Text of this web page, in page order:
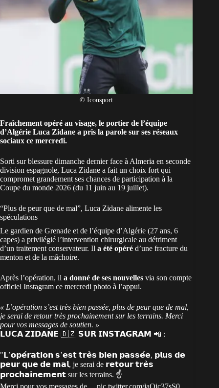
© Iconsport
Fraîchement opéré au visage, le portier de l’équipe
d’Algérie Luca Zidane a pris la parole sur ses réseaux
sociaux ce mercredi.
Sorti sur blessure dimanche dernier face à Almeria en seconde
division espagnole, Luca Zidane a fait un choix fort qui
compromet grandement ses chances de participation à la
Coupe du monde 2026 (du 11 juin au 19 juillet).
“Plus de peur que de mal”, Luca Zidane alimente les
spéculations
Le gardien de Grenade et de l’équipe d’Algérie (27 ans, 6
capes) a privilégié l’intervention chirurgicale au détriment
d’un traitement conservateur. Il a été opéré d’une fracture du
menton et de la mâchoire.
Après l’opération, il a donné de ses nouvelles via son compte
officiel Instagram ce mercredi photo à l’appui.
« L’opération s’est très bien passée, plus de peur que de mal,
je serai de retour très prochainement sur les terrains. Merci
pour vos messages de soutien. »
𝗟𝗨𝗖𝗔 𝗭𝗜𝗗𝗔𝗡𝗘 🇩🇿 𝗦𝗨𝗥 𝗜𝗡𝗦𝗧𝗔𝗚𝗥𝗔𝗠 📲 :
"𝗟’𝗼𝗽𝗲́𝗿𝗮𝘁𝗶𝗼𝗻 𝘀’𝗲𝘀𝘁 𝘁𝗿𝗲̀𝘀 𝗯𝗶𝗲𝗻 𝗽𝗮𝘀𝘀𝗲́𝗲, 𝗽𝗹𝘂𝘀 𝗱𝗲
𝗽𝗲𝘂𝗿 𝗾𝘂𝗲 𝗱𝗲 𝗺𝗮𝗹, je serai de 𝗿𝗲𝘁𝗼𝘂𝗿 𝘁𝗿𝗲̀𝘀
𝗽𝗿𝗼𝗰𝗵𝗮𝗶𝗻𝗲𝗺𝗲𝗻𝘁 sur les terrains. ☝️